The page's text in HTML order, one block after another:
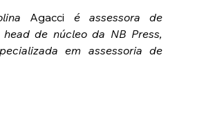
Agacci é assessora de
de núcleo da NB Press,
em assessoria de